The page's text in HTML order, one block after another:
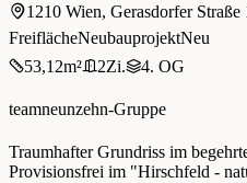
1210 Wien, Gerasdorfer Straße
FreiflächeNeubauprojektNeu
53,12m² 2Zi. 4. OG
teamneunzehn-Gruppe
Traumhafter Grundriss im
Provisionsfrei im "Hirschfeld -